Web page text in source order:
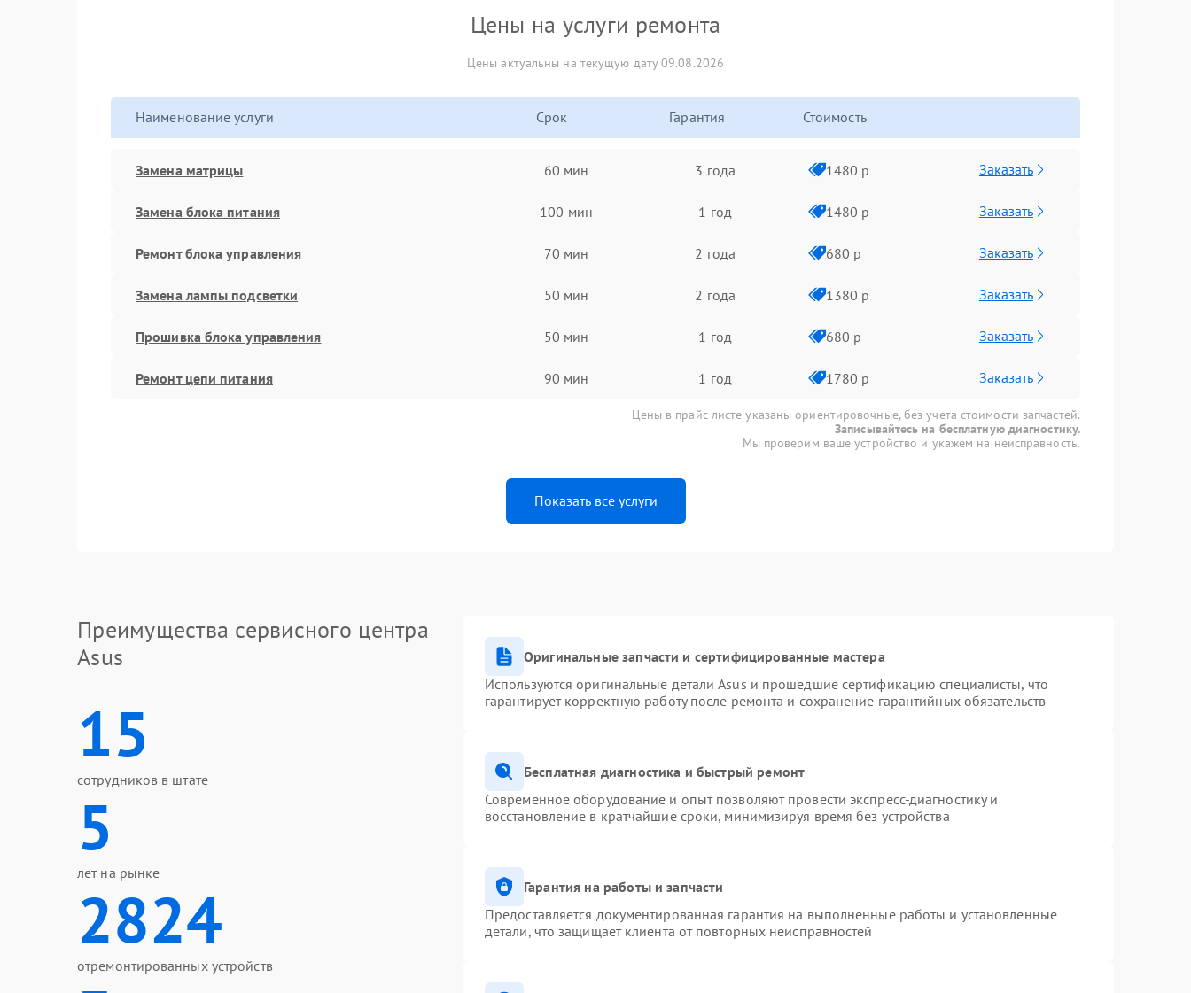
Цены на услуги ремонта
Цены актуальны на текущую дату 09.08.2026
Наименование услуги Срок Гарантия Стоимость
Замена матрицы 60 мин 3 года 1480 р Заказать
Замена блока питания 100 мин 1 год 1480 р Заказать
Ремонт блока управления 70 мин 2 года 680 р Заказать
Замена лампы подсветки 50 мин 2 года 1380 р Заказать
Прошивка блока управления 50 мин 1 год 680 р Заказать
Ремонт цепи питания 90 мин 1 год 1780 р Заказать
Цены в прайс-листе указаны ориентировочные, без учета стоимости запчастей.
Записывайтесь на бесплатную диагностику.
Мы проверим ваше устройство и укажем на неисправность.
Показать все услуги
Преимущества сервисного центра
Asus
15
сотрудников в штате
5
лет на рынке
2824
отремонтированных устройств
Оригинальные запчасти и сертифицированные мастера
Используются оригинальные детали Asus и прошедшие сертификацию специалисты, что
гарантирует корректную работу после ремонта и сохранение гарантийных обязательств
Бесплатная диагностика и быстрый ремонт
Современное оборудование и опыт позволяют провести экспресс-диагностику и
восстановление в кратчайшие сроки, минимизируя время без устройства
Гарантия на работы и запчасти
Предоставляется документированная гарантия на выполненные работы и установленные
детали, что защищает клиента от повторных неисправностей